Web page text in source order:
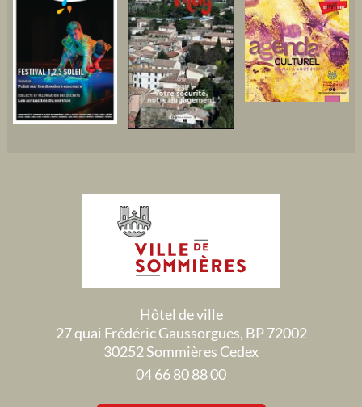
Hôtel de ville
27 quai Frédéric Gaussorgues, BP 72002
30252 Sommières Cedex
04 66 80 88 00